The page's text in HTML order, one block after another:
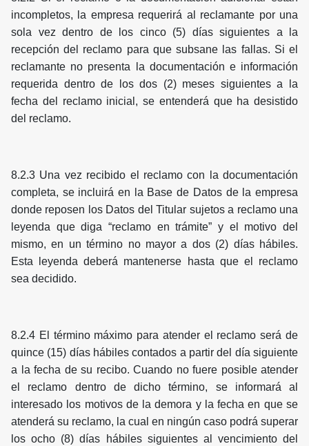
incompletos, la empresa requerirá al reclamante por una
sola vez dentro de los cinco (5) días siguientes a la
recepción del reclamo para que subsane las fallas. Si el
reclamante no presenta la documentación e información
requerida dentro de los dos (2) meses siguientes a la
fecha del reclamo inicial, se entenderá que ha desistido
del reclamo.
8.2.3 Una vez recibido el reclamo con la documentación
completa, se incluirá en la Base de Datos de la empresa
donde reposen los Datos del Titular sujetos a reclamo una
leyenda que diga “reclamo en trámite” y el motivo del
mismo, en un término no mayor a dos (2) días hábiles.
Esta leyenda deberá mantenerse hasta que el reclamo
sea decidido.
8.2.4 El término máximo para atender el reclamo será de
quince (15) días hábiles contados a partir del día siguiente
a la fecha de su recibo. Cuando no fuere posible atender
el reclamo dentro de dicho término, se informará al
interesado los motivos de la demora y la fecha en que se
atenderá su reclamo, la cual en ningún caso podrá superar
los ocho (8) días hábiles siguientes al vencimiento del